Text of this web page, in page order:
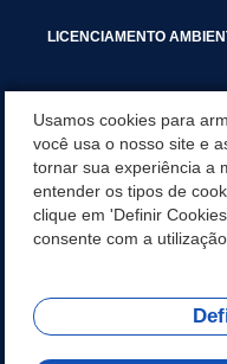
LICENCIAMENTO
SERVIÇOS
SERVIÇOS DO
REDES SOCIAIS
Usamos cookies para
você usa o nosso site e
tornar sua experiência a
entender os tipos de
clique em 'Definir
consente com a